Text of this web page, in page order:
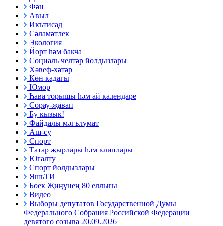
Фән
Авыл
Икътисад
Сәламәтлек
Экология
Йорт һәм бакча
Социаль челтәр йолдызлары
Хәвеф-хәтәр
Көн кадагы
Юмор
Һава торышы һәм ай календаре
Сорау-җавап
Бу кызык!
Файдалы мәгълүмат
Аш-су
Спорт
Татар җырлары һәм клиплары
Югалту
Спорт йолдызлары
ЯшьТИ
Бөек Җиңүнең 80 еллыгы
Видео
Выборы депутатов Государственной Думы
Федерального Собрания Российской Федерации
девятого созыва 20.09.2026